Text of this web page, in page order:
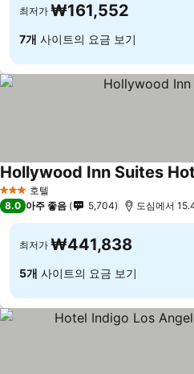
최저가 ₩161,552
7개 사이트의 요금 보기
3 성급 호텔
Hollywood Inn Suites
8.0 아주 좋음 5,704 도심에서
최저가 ₩441,838
5개 사이트의 요금 보기